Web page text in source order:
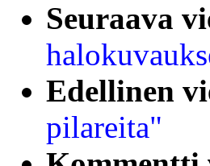
Seuraava
Edellinen
pilareita"